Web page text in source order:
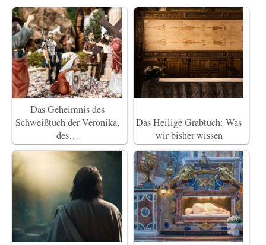
Das Geheimnis des
Schweißtuch der Veronika,
des…
Das Heilige Grabtuch: Was
wir bisher wissen